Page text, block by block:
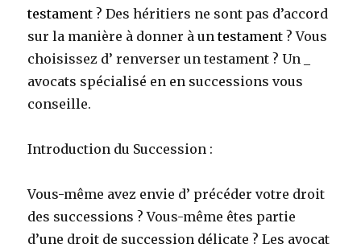
testament ? Des héritiers ne sont pas d’accord
sur la manière à donner à untestament ? Vous
choisissez d’ renverser un testament ? Un _
avocats spécialisé en en successions vous
conseille.
Introduction du Succession :
Vous-même avez envie d’ précéder votre droit
des successions ? Vous-même êtes partie
d’une droit de succession délicate ? Les avocat